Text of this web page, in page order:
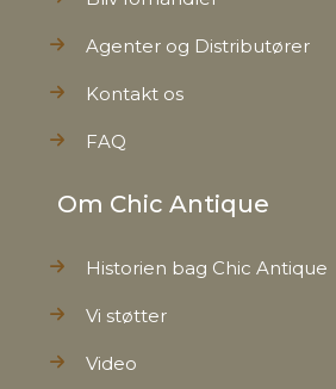
Agenter og Distributører
Kontakt os
FAQ
Om Chic Antique
Historien bag Chic Antique
Vi støtter
Video